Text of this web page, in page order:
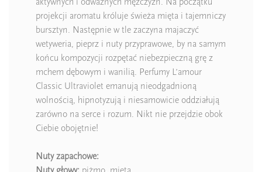
projekcji aromatu króluje świeża mięta i tajemniczy
bursztyn. Następnie w tle zaczyna majaczyć
wetyweria, pieprz i nuty przyprawowe, by na samym
końcu kompozycji rozpętać niebezpieczną grę z
mchem dębowym i wanilią. Perfumy L’amour
Classic Ultraviolet emanują nieodgadnioną
wolnością, hipnotyzują i niesamowicie oddziałują
zarówno na serce i rozum. Nikt nie przejdzie obok
Ciebie obojętnie!
Nuty zapachowe: